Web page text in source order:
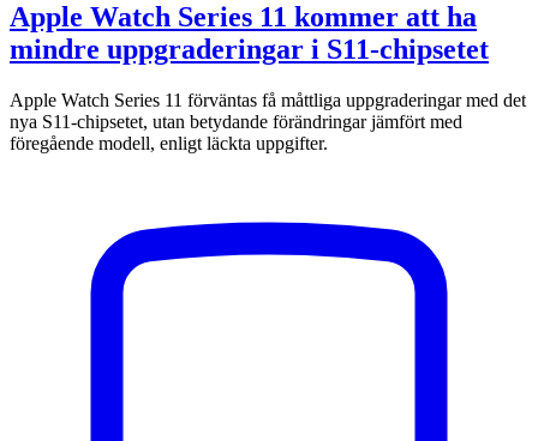
Apple Watch Series 11 kommer att ha
mindre uppgraderingar i S11-chipsetet
Apple Watch Series 11 förväntas få måttliga uppgraderingar med det
nya S11-chipsetet, utan betydande förändringar jämfört med
föregående modell, enligt läckta uppgifter.